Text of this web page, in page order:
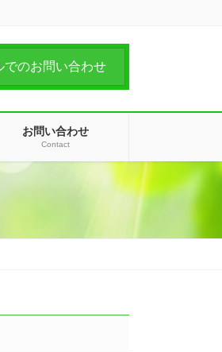
でのお問い合わせ
お問い合わせ
Contact